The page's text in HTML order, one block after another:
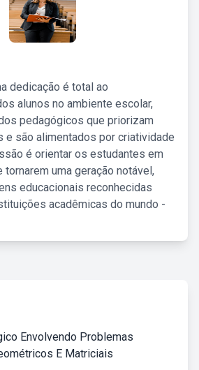
dedicação é total ao
alunos no ambiente escolar,
pedagógicos que priorizam
e são alimentados por criatividade
é orientar os estudantes em
tornarem uma geração notável,
educacionais reconhecidas
acadêmicas do mundo -
Envolvendo Problemas
E Matriciais